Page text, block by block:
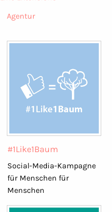
Agentur
#1Like1Baum
Social-Media-Kampagne
für Menschen für
Menschen